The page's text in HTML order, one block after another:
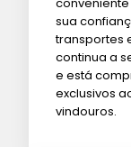
sua
transportes
continua a
e está
exclusivos
vindouros.